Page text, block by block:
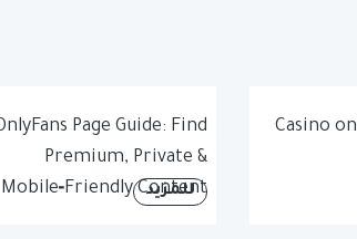
Casino
Page Guide: Find
Premium, Private &
Mobile‑Friendly Content
للمزيد